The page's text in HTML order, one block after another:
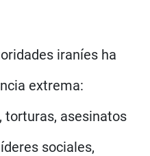
iraníes ha
extrema:
torturas, asesinatos
sociales,